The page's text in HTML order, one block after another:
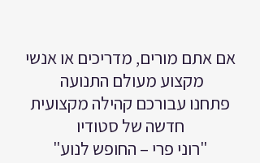
אם אתם מורים, מדריכים או אנשי
מקצוע מעולם התנועה
פתחנו עבורכם קהילה מקצועית
חדשה של סטודיו
"רוני פרי – החופש לנוע"